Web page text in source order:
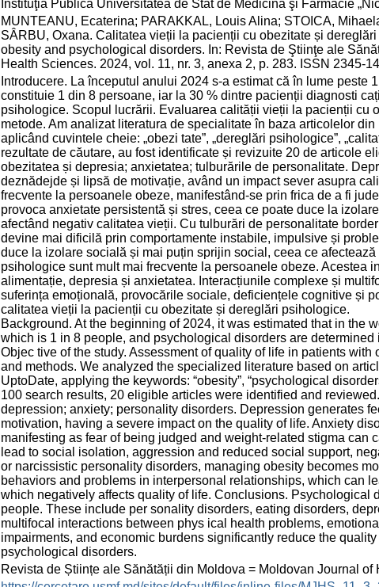
Instituţia Publică Universitatea de Stat de Medicină şi Farmacie
MUNTEANU, Ecaterina; PARAKKAL, Louis Alina; STOICA,
SÂRBU, Oxana. Calitatea vieții la pacienții cu obezitate și
obesity and psychological disorders. In: Revista de Ştiinţe ale
Health Sciences. 2024, vol. 11, nr. 3, anexa 2, p. 283. ISSN 2345-
Introducere. La începutul anului 2024 s-a estimat că în lume peste
constituie 1 din 8 persoane, iar la 30 % dintre pacienții diagnosti
psihologice. Scopul lucrării. Evaluarea calității vieții la pacienții cu
metode. Am analizat literatura de specialitate în baza articolelor
aplicând cuvintele cheie: „obezi tate”, „dereglări psihologice”,
rezultate de căutare, au fost identificate și revizuite 20 de articole
obezitatea și depresia; anxietatea; tulburările de personalitate.
deznădejde și lipsă de motivație, având un impact sever asupra
frecvente la persoanele obeze, manifestând-se prin frica de a fi
provoca anxietate persistentă și stres, ceea ce poate duce la
afectând negativ calitatea vieții. Cu tulburări de personalitate
devine mai dificilă prin comportamente instabile, impulsive și
duce la izolare socială și mai puțin sprijin social, ceea ce
psihologice sunt mult mai frecvente la persoanele obeze. Acestea
alimentație, depresia și anxietatea. Interacțiunile complexe și
suferința emoțională, provocările sociale, deficiențele cognitive și
calitatea vieții la pacienții cu obezitate și dereglări psihologice.
Background. At the beginning of 2024, it was estimated that in the
which is 1 in 8 people, and psychological disorders are
Objec tive of the study. Assessment of quality of life in patients
and methods. We analyzed the specialized literature based on
UptoDate, applying the keywords: “obesity”, “psychological
100 search results, 20 eligible articles were identified and
depression; anxiety; personality disorders. Depression generates
motivation, having a severe impact on the quality of life. Anxiety
manifesting as fear of being judged and weight-related stigma can
lead to social isolation, aggression and reduced social support,
or narcissistic personality disorders, managing obesity becomes
behaviors and problems in interpersonal relationships, which can
which negatively affects quality of life. Conclusions. Psychological
people. These include per sonality disorders, eating disorders,
multifocal interactions between phys ical health problems,
impairments, and economic burdens significantly reduce the
psychological disorders.
Revista de Științe ale Sănătății din Moldova = Moldovan Journal of